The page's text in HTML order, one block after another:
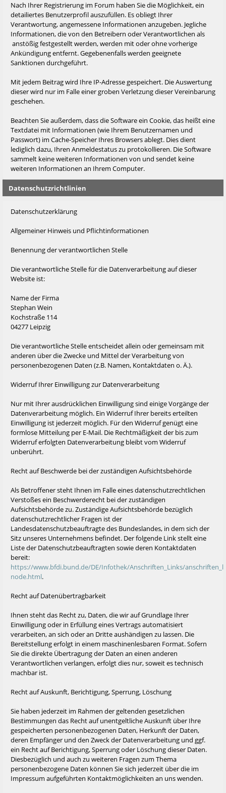
Nach Ihrer Registrierung im Forum haben Sie die Möglichkeit, ein
detailiertes Benutzerprofil auszufüllen. Es obliegt Ihrer
Verantwortung, angemessene Informationen anzugeben. Jegliche
Informationen, die von den Betreibern oder Verantwortlichen als
anstößig festgestellt werden, werden mit oder ohne vorherige
Ankündigung entfernt. Gegebenenfalls werden geeignete
Sanktionen durchgeführt.
Mit jedem Beitrag wird Ihre IP-Adresse gespeichert. Die Auswertung
dieser wird nur im Falle einer groben Verletzung dieser Vereinbarung
geschehen.
Beachten Sie außerdem, dass die Software ein Cookie, das heißt eine
Textdatei mit Informationen (wie Ihrem Benutzernamen und
Passwort) im Cache-Speicher Ihres Browsers ablegt. Dies dient
lediglich dazu, Ihren Anmeldestatus zu protokollieren. Die Software
sammelt keine weiteren Informationen von und sendet keine
weiteren Informationen an Ihrem Computer.
Datenschutzrichtlinien
Datenschutzerklärung
Allgemeiner Hinweis und Pflichtinformationen
Benennung der verantwortlichen Stelle
Die verantwortliche Stelle für die Datenverarbeitung auf dieser
Website ist:
Name der Firma
Stephan Wein
Kochstraße 114
04277 Leipzig
Die verantwortliche Stelle entscheidet allein oder gemeinsam mit
anderen über die Zwecke und Mittel der Verarbeitung von
personenbezogenen Daten (z.B. Namen, Kontaktdaten o. Ä.).
Widerruf Ihrer Einwilligung zur Datenverarbeitung
Nur mit Ihrer ausdrücklichen Einwilligung sind einige Vorgänge der
Datenverarbeitung möglich. Ein Widerruf Ihrer bereits erteilten
Einwilligung ist jederzeit möglich. Für den Widerruf genügt eine
formlose Mitteilung per E-Mail. Die Rechtmäßigkeit der bis zum
Widerruf erfolgten Datenverarbeitung bleibt vom Widerruf
unberührt.
Recht auf Beschwerde bei der zuständigen Aufsichtsbehörde
Als Betroffener steht Ihnen im Falle eines datenschutzrechtlichen
Verstoßes ein Beschwerderecht bei der zuständigen
Aufsichtsbehörde zu. Zuständige Aufsichtsbehörde bezüglich
datenschutzrechtlicher Fragen ist der
Landesdatenschutzbeauftragte des Bundeslandes, in dem sich der
Sitz unseres Unternehmens befindet. Der folgende Link stellt eine
Liste der Datenschutzbeauftragten sowie deren Kontaktdaten
bereit:
https://www.bfdi.bund.de/DE/Infothek/Anschriften_Links/
node.html.
Recht auf Datenübertragbarkeit
Ihnen steht das Recht zu, Daten, die wir auf Grundlage Ihrer
Einwilligung oder in Erfüllung eines Vertrags automatisiert
verarbeiten, an sich oder an Dritte aushändigen zu lassen. Die
Bereitstellung erfolgt in einem maschinenlesbaren Format. Sofern
Sie die direkte Übertragung der Daten an einen anderen
Verantwortlichen verlangen, erfolgt dies nur, soweit es technisch
machbar ist.
Recht auf Auskunft, Berichtigung, Sperrung, Löschung
Sie haben jederzeit im Rahmen der geltenden gesetzlichen
Bestimmungen das Recht auf unentgeltliche Auskunft über Ihre
gespeicherten personenbezogenen Daten, Herkunft der Daten,
deren Empfänger und den Zweck der Datenverarbeitung und ggf.
ein Recht auf Berichtigung, Sperrung oder Löschung dieser Daten.
Diesbezüglich und auch zu weiteren Fragen zum Thema
personenbezogene Daten können Sie sich jederzeit über die im
Impressum aufgeführten Kontaktmöglichkeiten an uns wenden.